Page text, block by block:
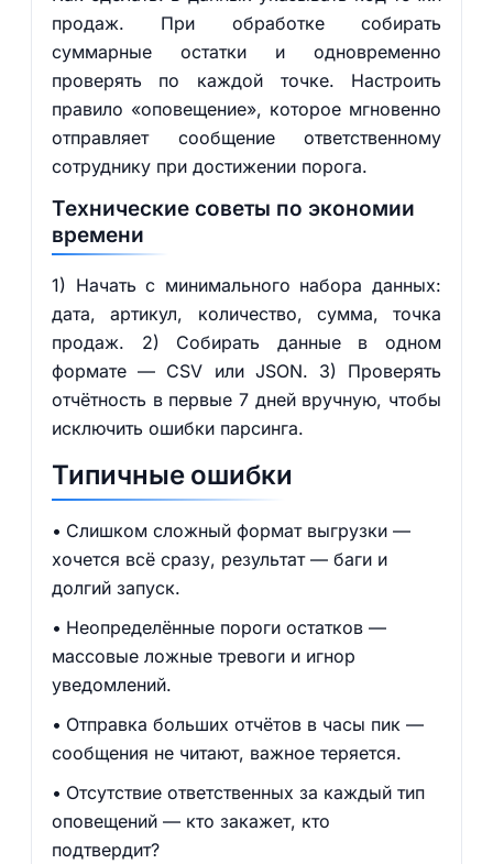
продаж. При обработке собирать
суммарные остатки и одновременно
проверять по каждой точке. Настроить
правило «оповещение», которое мгновенно
отправляет сообщение ответственному
сотруднику при достижении порога.
Технические советы по экономии
времени
1) Начать с минимального набора данных:
дата, артикул, количество, сумма, точка
продаж. 2) Собирать данные в одном
формате — CSV или JSON. 3) Проверять
отчётность в первые 7 дней вручную, чтобы
исключить ошибки парсинга.
Типичные ошибки
Слишком сложный формат выгрузки —
хочется всё сразу, результат — баги и
долгий запуск.
Неопределённые пороги остатков —
массовые ложные тревоги и игнор
уведомлений.
Отправка больших отчётов в часы пик —
сообщения не читают, важное теряется.
Отсутствие ответственных за каждый тип
оповещений — кто закажет, кто
подтвердит?